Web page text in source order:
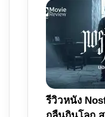
รีวิวหนัง